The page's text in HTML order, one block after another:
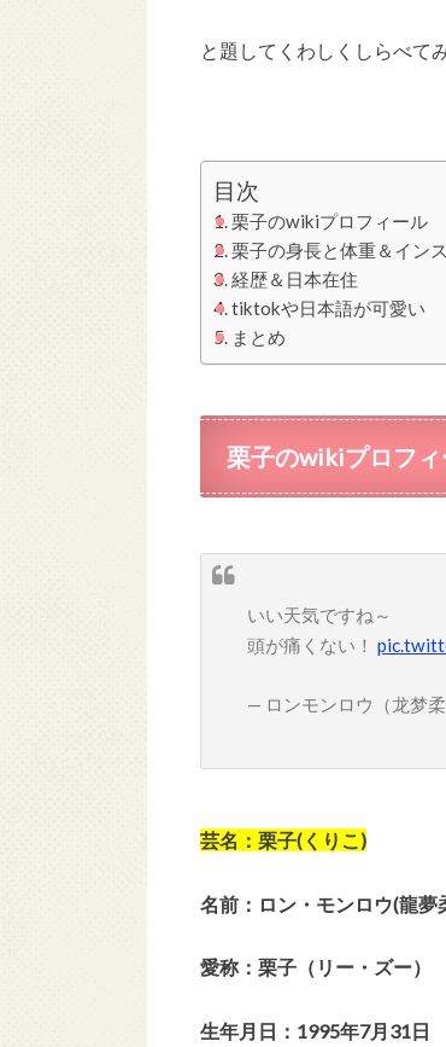
と題してくわしくしらべて
目次
栗子のwikiプロフィール
栗子の身長と体重＆イン
経歴＆日本在住
tiktokや日本語が可愛い
まとめ
栗子のwikiプロフィ
いい天気ですね～
頭が痛くない！
— ロンモンロウ（龙梦
芸名：栗子(くりこ)
名前：ロン・モンロウ(龍
愛称：栗子（リー・ズー）
生年月日：1995年7月31日